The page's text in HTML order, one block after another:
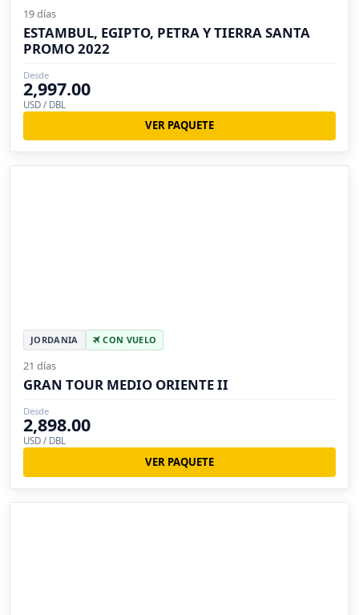
19 días
ESTAMBUL, EGIPTO, PETRA Y TIERRA SANTA
PROMO 2022
Desde
2,997.00
USD / DBL
VER PAQUETE
JORDANIA CON VUELO
21 días
GRAN TOUR MEDIO ORIENTE II
Desde
2,898.00
USD / DBL
VER PAQUETE